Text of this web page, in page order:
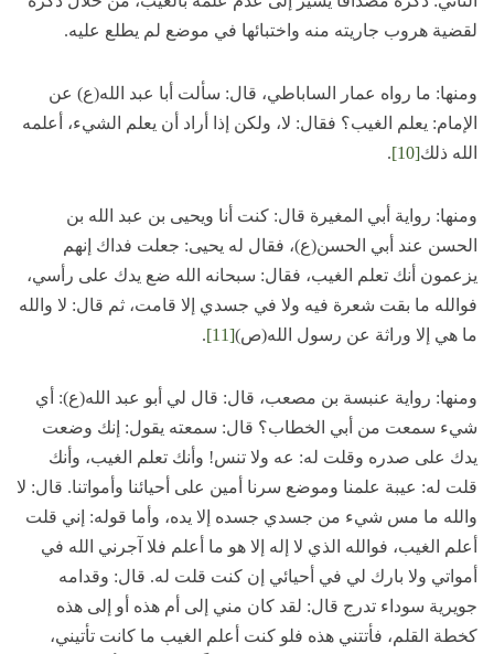
لقضية هروب جاريته منه واختبائها في موضع لم يطلع عليه.
ومنها: ما رواه عمار الساباطي، قال: سألت أبا عبد الله(ع) عن
الإمام: يعلم الغيب؟ فقال: لا، ولكن إذا أراد أن يعلم الشيء، أعلمه
الله ذلك[10]
.
ومنها: رواية أبي المغيرة قال: كنت أنا ويحيى بن عبد الله بن
الحسن عند أبي الحسن(ع)، فقال له يحيى: جعلت فداك إنهم
يزعمون أنك تعلم الغيب، فقال: سبحانه الله ضع يدك على رأسي،
فوالله ما بقت شعرة فيه ولا في جسدي إلا قامت، ثم قال: لا والله
ما هي إلا وراثة عن رسول الله(ص)[11]
.
ومنها: رواية عنبسة بن مصعب، قال: قال لي أبو عبد الله(ع): أي
شيء سمعت من أبي الخطاب؟ قال: سمعته يقول: إنك وضعت
يدك على صدره وقلت له: عه ولا تنس! وأنك تعلم الغيب، وأنك
قلت له: عيبة علمنا وموضع سرنا أمين على أحيائنا وأمواتنا. قال: لا
والله ما مس شيء من جسدي جسده إلا يده، وأما قوله: إني قلت
أعلم الغيب، فوالله الذي لا إله إلا هو ما أعلم فلا آجرني الله في
أمواتي ولا بارك لي في أحيائي إن كنت قلت له. قال: وقدامه
جويرية سوداء تدرج قال: لقد كان مني إلى أم هذه أو إلى هذه
كخطة القلم، فأتتني هذه فلو كنت أعلم الغيب ما كانت تأتيني،